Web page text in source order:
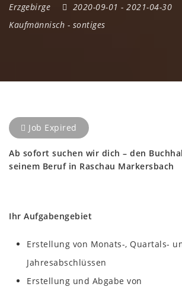
Erzgebirge
2020-09-01 - 2021-04-30
Kaufmännisch - sontiges
Job Expired
Ab sofort suchen wir dich – den
seinem Beruf in Raschau Markersbach
Ihr Aufgabengebiet
Erstellung von Monats-, Quartals-
Jahresabschlüssen
Erstellung und Abgabe von